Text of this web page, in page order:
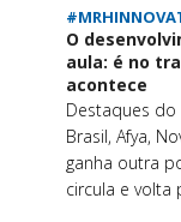
O
aula: é no
acontece
Destaques do
Brasil, Afya,
ganha outra
circula e volta